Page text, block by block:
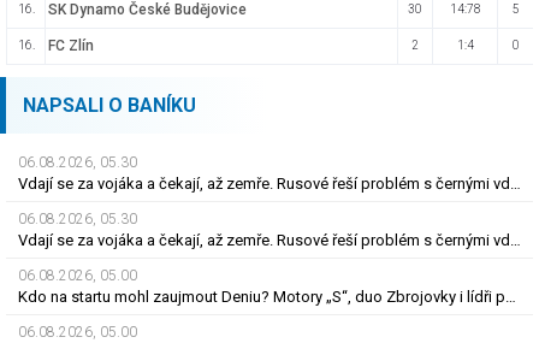
16. SK Dynamo České Budějovice 30 14:78 5
16. FC Zlín 2 1:4 0
NAPSALI O BANÍKU
06.08.2026, 05.30
Vdají se za vojáka a čekají, až zemře. Rusové řeší problém s černými vdovami
06.08.2026, 05.30
Vdají se za vojáka a čekají, až zemře. Rusové řeší problém s černými vdovami
06.08.2026, 05.00
Kdo na startu mohl zaujmout Deniu? Motory „S“, duo Zbrojovky i lídři pohárových zástupců
06.08.2026, 05.00